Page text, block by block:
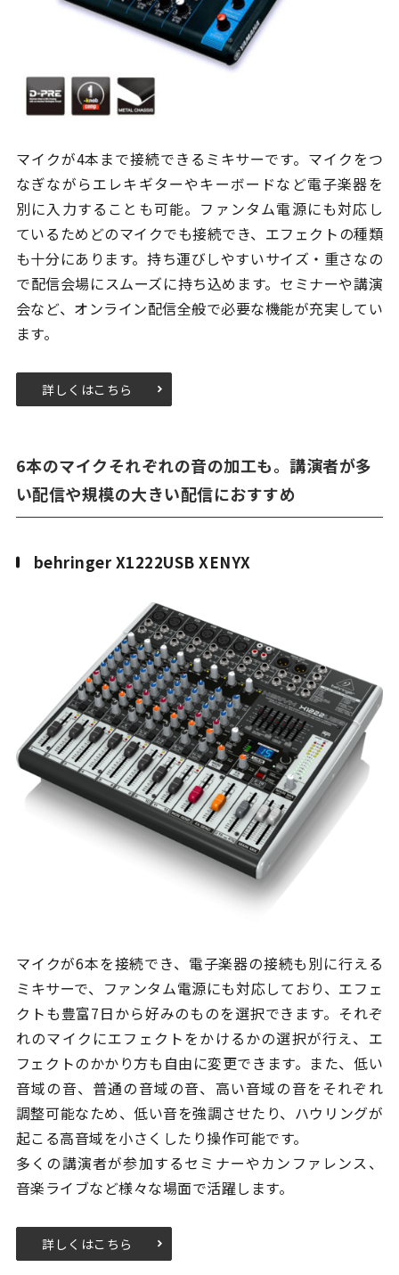
マイクが4本まで接続できるミキサーです。マイクをつ
なぎながらエレキギターやキーボードなど電子楽器を
別に入力することも可能。ファンタム電源にも対応し
ているためどのマイクでも接続でき、エフェクトの種類
も十分にあります。持ち運びしやすいサイズ・重さなの
で配信会場にスムーズに持ち込めます。セミナーや講演
会など、オンライン配信全般で必要な機能が充実してい
ます。
詳しくはこちら
6本のマイクそれぞれの音の加工も。講演者が多
い配信や規模の大きい配信におすすめ
behringer X1222USB XENYX
マイクが6本を接続でき、電子楽器の接続も別に行える
ミキサーで、ファンタム電源にも対応しており、エフェ
クトも豊富7日から好みのものを選択できます。それぞ
れのマイクにエフェクトをかけるかの選択が行え、エ
フェクトのかかり方も自由に変更できます。また、低い
音域の音、普通の音域の音、高い音域の音をそれぞれ
調整可能なため、低い音を強調させたり、ハウリングが
起こる高音域を小さくしたり操作可能です。
多くの講演者が参加するセミナーやカンファレンス、
音楽ライブなど様々な場面で活躍します。
詳しくはこちら